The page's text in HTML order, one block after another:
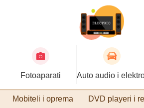
Fotoaparati Auto audio i
Mobiteli i oprema DVD playeri i